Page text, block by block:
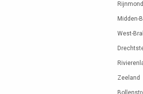
Rijnmond
Midden-
West-
Zeeland